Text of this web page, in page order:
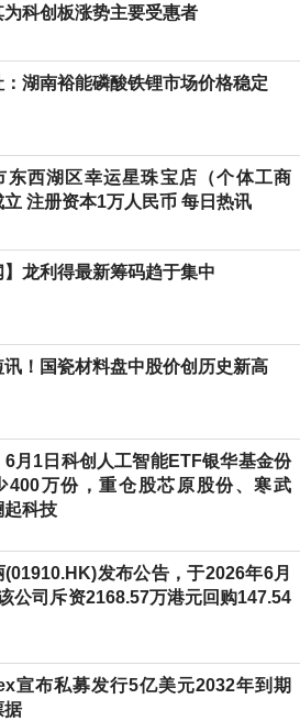
为科创板涨势主要受惠者
：湖南裕能磷酸铁锂市场价格稳定
东西湖区幸运星珠宝店（个体工商
立 注册资本1万人民币 每日热讯
】龙利得最新筹码趋于集中
讯！国瓷材料盘中股价创历史新高
6月1日科创人工智能ETF银华基金份
400万份，重仓股芯原股份、寒武
起科技
(01910.HK)发布公告，于2026年6月
公司斥资2168.57万港元回购147.54
宣布私募发行5亿美元2032年到期
据